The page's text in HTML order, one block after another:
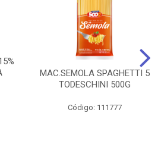
MAC.SEMOLA SPAGHETTI 5
TODESCHINI 500G
Código: 111777